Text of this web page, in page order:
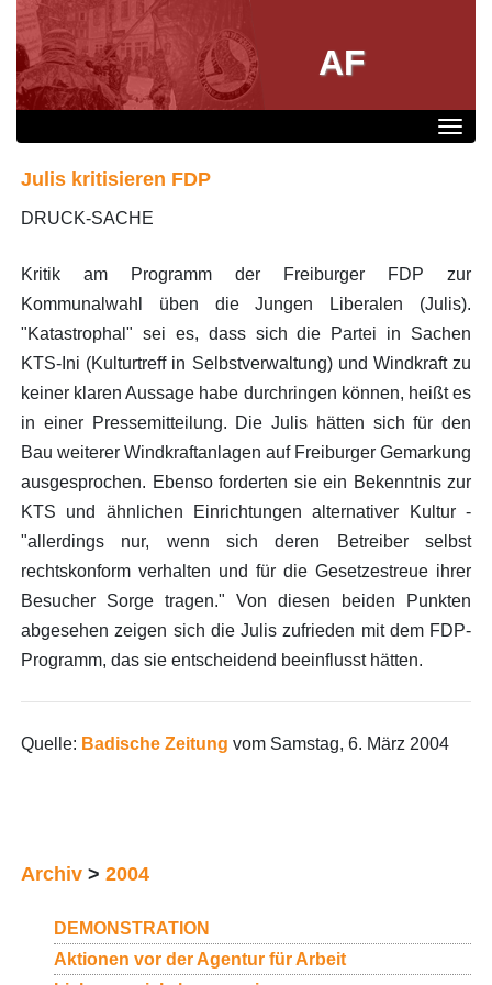
AF
Julis kritisieren FDP
DRUCK-SACHE
Kritik am Programm der Freiburger FDP zur
Kommunalwahl üben die Jungen Liberalen (Julis).
"Katastrophal" sei es, dass sich die Partei in Sachen
KTS-Ini (Kulturtreff in Selbstverwaltung) und Windkraft zu
keiner klaren Aussage habe durchringen können, heißt es
in einer Pressemitteilung. Die Julis hätten sich für den
Bau weiterer Windkraftanlagen auf Freiburger Gemarkung
ausgesprochen. Ebenso forderten sie ein Bekenntnis zur
KTS und ähnlichen Einrichtungen alternativer Kultur -
"allerdings nur, wenn sich deren Betreiber selbst
rechtskonform verhalten und für die Gesetzestreue ihrer
Besucher Sorge tragen." Von diesen beiden Punkten
abgesehen zeigen sich die Julis zufrieden mit dem FDP-
Programm, das sie entscheidend beeinflusst hätten.
Quelle: Badische Zeitung vom Samstag, 6. März 2004
Archiv > 2004
DEMONSTRATION
Aktionen vor der Agentur für Arbeit